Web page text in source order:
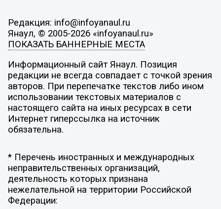
Редакция: info@infoyanaul.ru
Янаул, © 2005-2026 «infoyanaul.ru»
ПОКАЗАТЬ БАННЕРНЫЕ МЕСТА
Информационный сайт Янаул. Позиция
редакции не всегда совпадает с точкой зрения
авторов. При перепечатке текстов либо ином
использовании текстовых материалов с
настоящего сайта на иных ресурсах в сети
Интернет гиперссылка на источник
обязательна.
* Перечень иностранных и международных
неправительственных организаций,
деятельность которых признана
нежелательной на территории Российской
Федерации: